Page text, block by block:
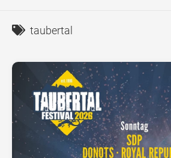
taubertal